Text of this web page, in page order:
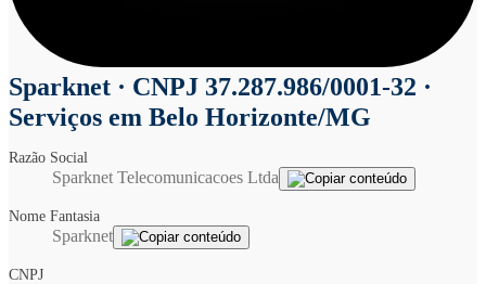
Sparknet · CNPJ 37.287.986/0001-32 ·
Serviços em Belo Horizonte/MG
Razão Social
Sparknet Telecomunicacoes Ltda
Nome Fantasia
Sparknet
CNPJ